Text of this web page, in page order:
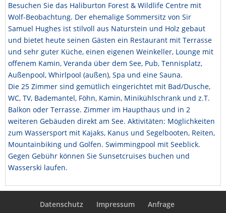
Besuchen Sie das Haliburton Forest & Wildlife Centre mit
Wolf-Beobachtung. Der ehemalige Sommersitz von Sir
Samuel Hughes ist stilvoll aus Naturstein und Holz gebaut
und bietet heute seinen Gästen ein Restaurant mit Terrasse
und sehr guter Küche, einen eigenen Weinkeller, Lounge mit
offenem Kamin, Veranda über dem See, Pub, Tennisplatz,
Außenpool, Whirlpool (außen), Spa und eine Sauna.
Die 25 Zimmer sind gemütlich eingerichtet mit Bad/Dusche,
WC, TV, Bademantel, Föhn, Kamin, Minikühlschrank und z.T.
Balkon oder Terrasse. Zimmer im Haupthaus und in 2
weiteren Gebäuden direkt am See. Aktivitäten: Möglichkeiten
zum Wassersport mit Kajaks, Kanus und Segelbooten, Reiten,
Mountainbiking und Golfen. Swimmingpool mit Seeblick.
Gegen Gebühr können Sie Sunsetcruises buchen und
Wasserski laufen.
Datenschutz Impressum
Anfrage